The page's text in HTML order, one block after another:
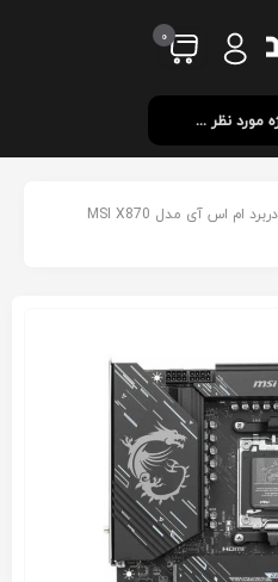
0
مادربرد ام اس آی مدل MSI X870